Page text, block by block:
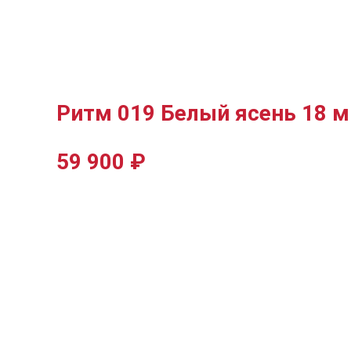
Ритм 019 Белый ясень 18
59 900 ₽